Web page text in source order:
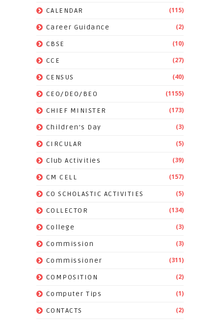
CALENDAR (115)
Career Guidance (2)
CBSE (10)
CCE (27)
CENSUS (40)
CEO/DEO/BEO (1155)
CHIEF MINISTER (173)
Children's Day (3)
CIRCULAR (5)
Club Activities (39)
CM CELL (157)
CO SCHOLASTIC ACTIVITIES (5)
COLLECTOR (134)
College (3)
Commission (3)
Commissioner (311)
COMPOSITION (2)
Computer Tips (1)
CONTACTS (2)